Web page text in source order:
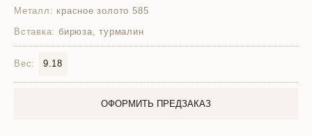
Металл: красное золото 585
Вставка: бирюза, турмалин
Вес: 9.18
ОФОРМИТЬ ПРЕДЗАКАЗ